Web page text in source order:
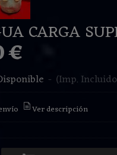
CARGA
€
- (Imp.
Ver descripción